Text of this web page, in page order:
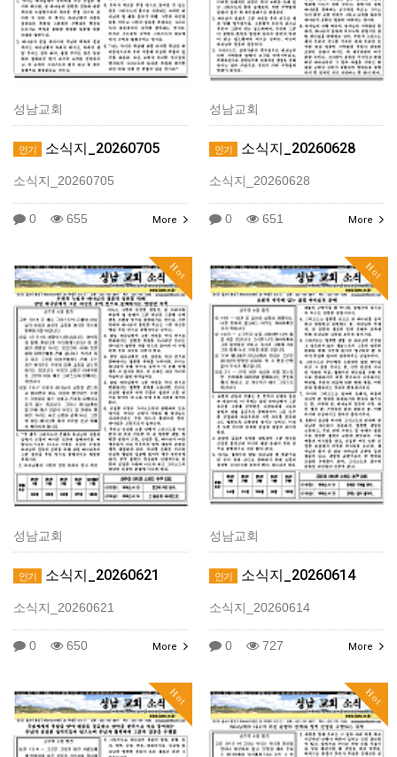
성남교회
인기 소식지_20260705
소식지_20260705
0 655 More
성남교회
인기 소식지_20260628
소식지_20260628
0 651 More
Hot
성남교회
인기 소식지_20260621
소식지_20260621
0 650 More
Hot
성남교회
인기 소식지_20260614
소식지_20260614
0 727 More
Hot Hot